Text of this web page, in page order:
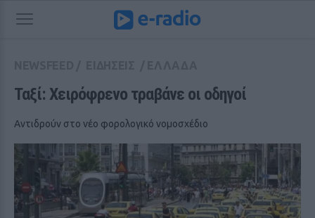
Ταξί: Χειρόφρενο τραβάνε οι οδηγοί
Αντιδρούν στο νέο φορολογικό νομοσχέδιο